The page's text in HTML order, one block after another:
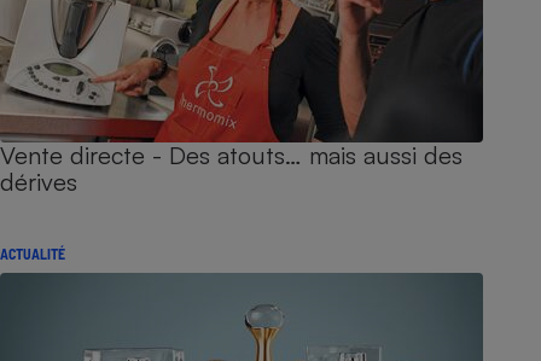
Vente directe - Des atouts… mais aussi des
dérives
ACTUALITÉ